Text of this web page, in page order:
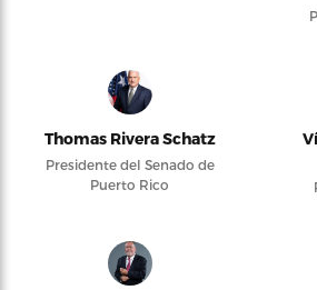
Thomas Rivera Schatz
Presidente del Senado de
Puerto Rico